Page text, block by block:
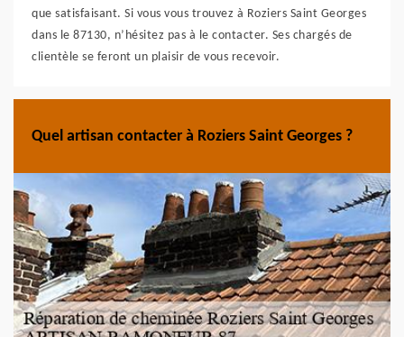
que satisfaisant. Si vous vous trouvez à Roziers Saint Georges
dans le 87130, n’hésitez pas à le contacter. Ses chargés de
clientèle se feront un plaisir de vous recevoir.
Quel artisan contacter à Roziers Saint Georges ?